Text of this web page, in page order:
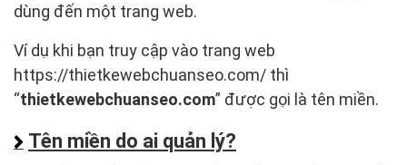
dùng đến một trang web.
Ví dụ khi bạn truy cập vào trang web
https://thietkewebchuanseo.com/ thì
“thietkewebchuanseo.com” được gọi là tên miền.
Tên miền do ai quản lý?